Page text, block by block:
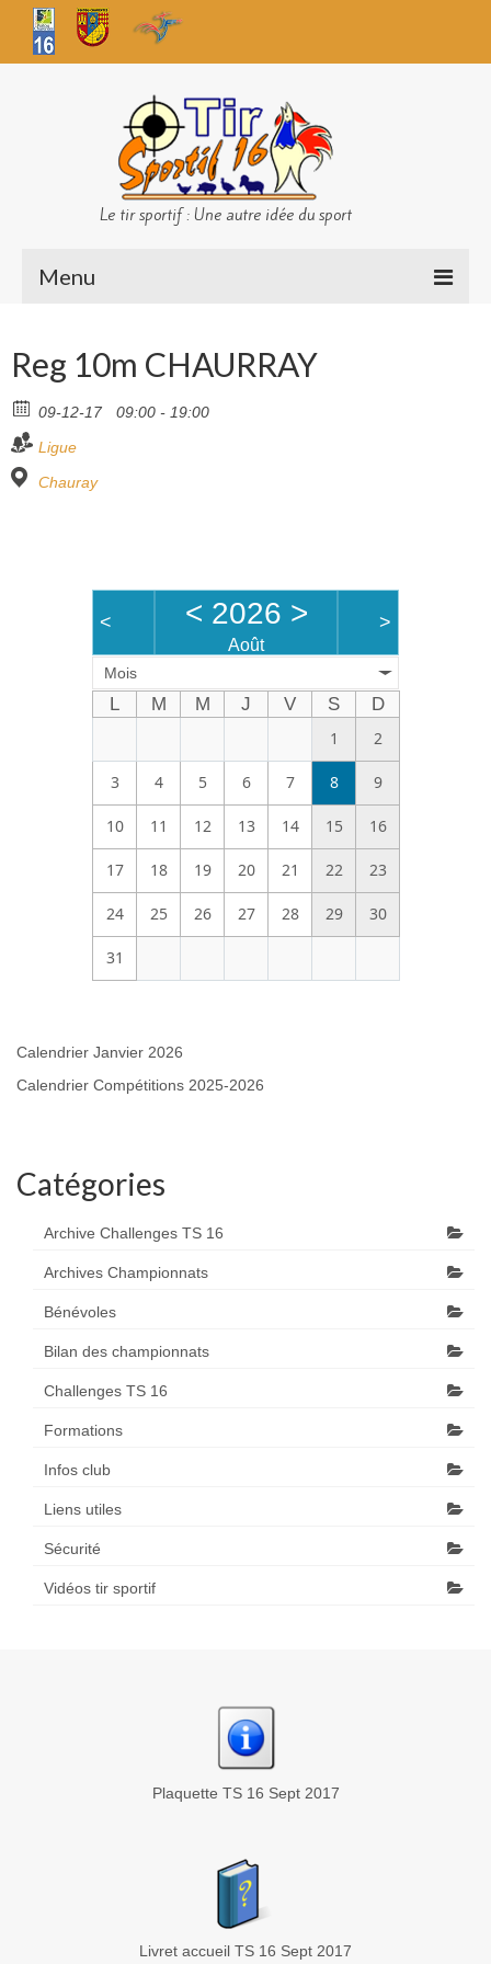
Le tir sportif : Une autre idée du sport
Menu
Sécurité
Reg 10m CHAURRAY
09-12-17
09:00 - 19:00
Ligue
Chauray
< < 2026 >
Août
>
Mois
L M M J V S
D
1
2
3 4 5 6 7 8 9
10 11 12 13 14 15 16
17 18 19 20 21 22 23
24 25 26 27 28 29 30
31
Calendrier Janvier 2026
Calendrier Compétitions 2025-2026
Catégories
Archive Challenges TS 16
Archives Championnats
Bénévoles
Bilan des championnats
Challenges TS 16
Formations
Infos club
Liens utiles
Sécurité
Vidéos tir sportif
Plaquette TS 16 Sept 2017
Livret accueil TS 16 Sept 2017